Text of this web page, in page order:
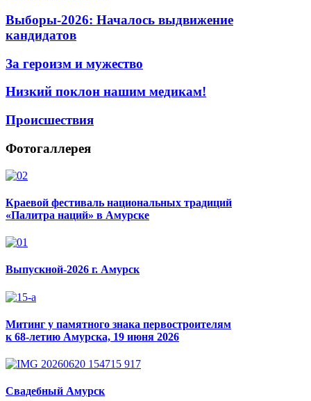
Выборы-2026: Началось выдвижение
кандидатов
За героизм и мужество
Низкий поклон нашим медикам!
Происшествия
Фотогаллерея
Краевой фестиваль национальных традиций
«Палитра наций» в Амурске
Выпускной-2026 г. Амурск
Митинг у памятного знака первостроителям
к 68-летию Амурска, 19 июня 2026
Свадебный Амурск